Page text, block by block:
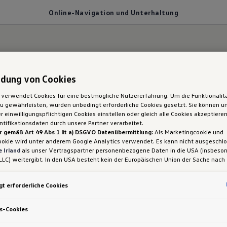
Online-Navigation und Unterhaltung
du gut an.
Navigation
Unterhaltung
von Cookies
verwendet Cookies für eine bestmögliche Nutzererfahrung. Um die
gewährleisten, wurden unbedingt erforderliche Cookies gesetzt. Sie können
einwilligungspflichtigen Cookies einstellen oder gleich alle Cookies
durch unsere Partner verarbeitet.
gemäß Art 49 Abs 1 lit a) DSGVO Datenübermittlung:Als Marketingcookie und
wird unter anderem Google Analytics verwendet. Es kann nicht
Irland als unser Vertragspartner personenbezogene Daten in die USA
weitergibt. In den USA besteht kein der Europäischen Union der Sache nach
durchsetzen können, in den USA keine Datenschutzgrundsätze bestehen,
können, wobei Eingriffe in Ihre persönlichen Rechte und Freiheiten nicht
beschränkt sind.
erforderliche Cookies
Cookies